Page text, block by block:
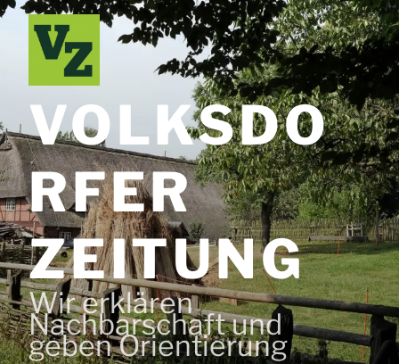
Zum
Inhalt
springen
VOLKSDO
RFER
ZEITUNG
Wir erklären
Nachbarschaft und
geben Orientierung